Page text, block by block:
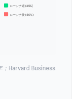
ローンチ週 (35%)
ローンチ後 (40%)
Harvard Business